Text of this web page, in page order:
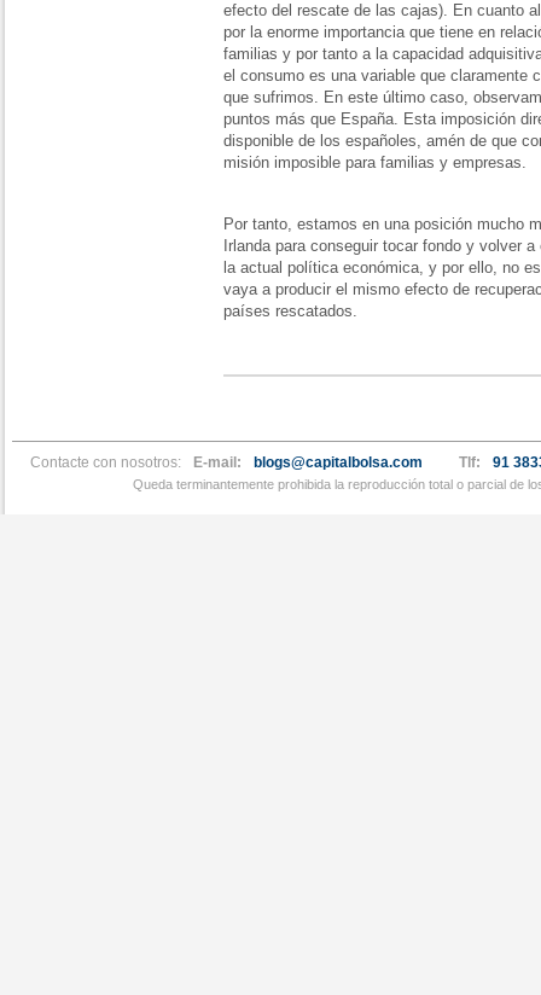
efecto del rescate de las cajas). En cuanto
por la enorme importancia que tiene en
familias y por tanto a la capacidad
el consumo es una variable que claramente
que sufrimos. En este último caso,
puntos más que España. Esta imposición
disponible de los españoles, amén de que
misión imposible para familias y empresas.
Por tanto, estamos en una posición mucho
Irlanda para conseguir tocar fondo y volver
la actual política económica, y por ello, no
vaya a producir el mismo efecto de
países rescatados.
Contacte con nosotros: E-mail: blogs@capitalbolsa.com Tlf: 91
Queda terminantemente prohibida la reproducción total o parcial de